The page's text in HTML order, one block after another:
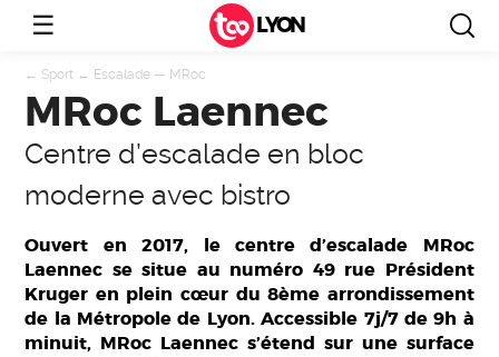
☰ LYON
← Sport ← Escalade — MRoc
MRoc Laennec
Centre d’escalade en bloc
moderne avec bistro
Ouvert en 2017, le centre d’escalade MRoc
Laennec se situe au numéro 49 rue Président
Kruger en plein cœur du 8ème arrondissement
de la Métropole de Lyon. Accessible 7j/7 de 9h à
minuit, MRoc Laennec s’étend sur une surface